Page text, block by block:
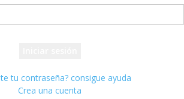
tu contraseña? consigue ayuda
Crea una cuenta